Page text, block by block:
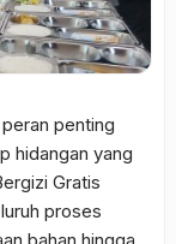
penting
hidangan yang
Gratis
proses